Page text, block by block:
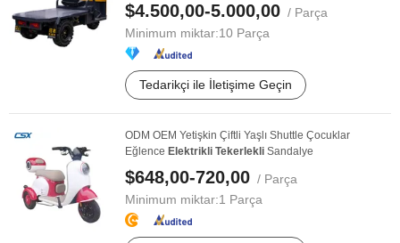
$4.500,00-5.000,00 / Parça
Minimum miktar:10 Parça
Tedarikçi ile İletişime Geçin
ODM OEM Yetişkin Çiftli Yaşlı Shuttle Çocuklar
Eğlence Elektrikli Tekerlekli Sandalye
$648,00-720,00 / Parça
Minimum miktar:1 Parça